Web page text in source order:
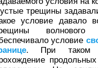
трещины
условие давало
волнового
условие
. При таком